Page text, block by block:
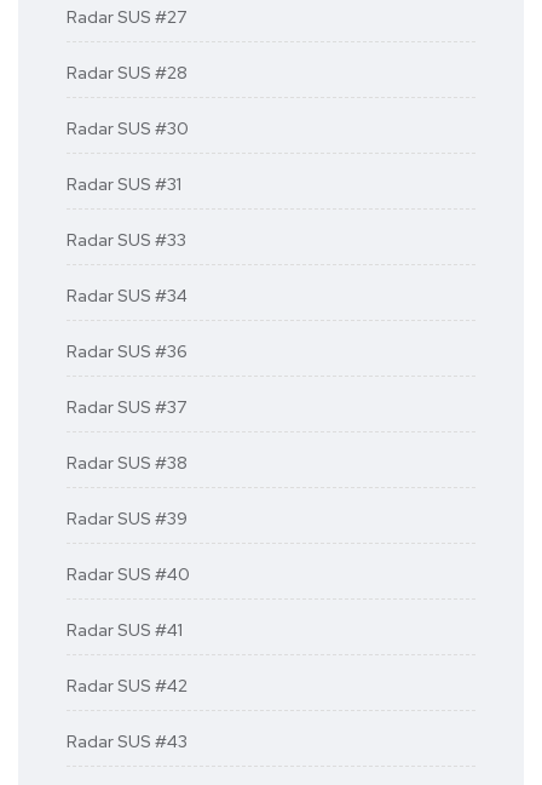
Radar SUS #27
Radar SUS #28
Radar SUS #30
Radar SUS #31
Radar SUS #33
Radar SUS #34
Radar SUS #36
Radar SUS #37
Radar SUS #38
Radar SUS #39
Radar SUS #40
Radar SUS #41
Radar SUS #42
Radar SUS #43